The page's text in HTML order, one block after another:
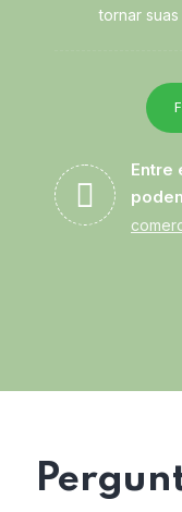
tornar
Entre